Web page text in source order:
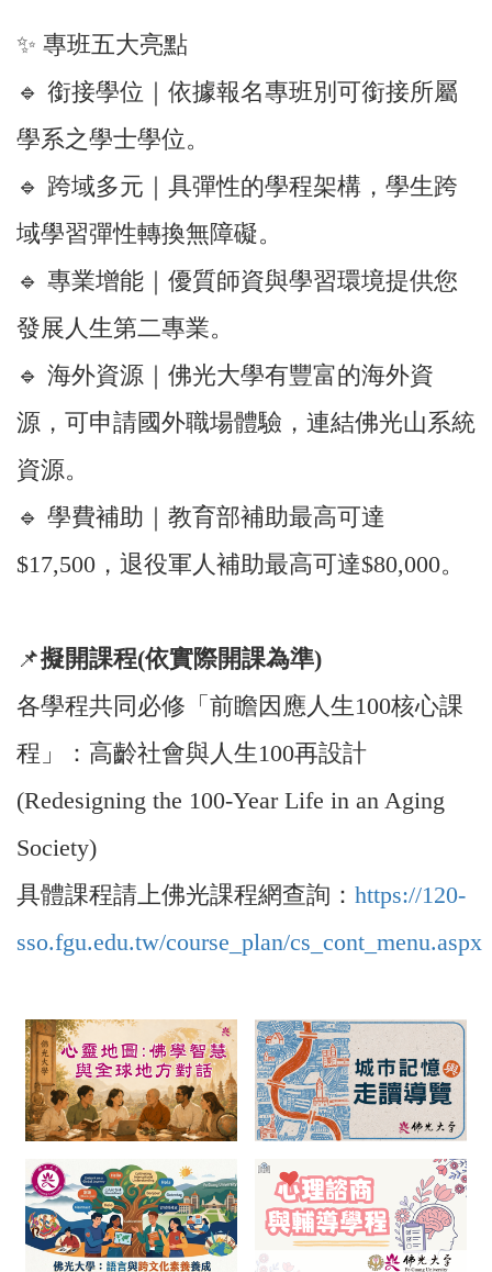
✨ 專班五大亮點
🔹 銜接學位｜依據報名專班別可銜接所屬
學系之學士學位。
🔹 跨域多元｜具彈性的學程架構，學生跨
域學習彈性轉換無障礙。
🔹 專業增能｜優質師資與學習環境提供您
發展人生第二專業。
🔹 海外資源｜佛光大學有豐富的海外資
源，可申請國外職場體驗，連結佛光山系統
資源。
🔹 學費補助｜教育部補助最高可達
$17,500，退役軍人補助最高可達$80,000。
📌擬開課程(依實際開課為準)
各學程共同必修「前瞻因應人生100核心課
程」：高齡社會與人生100再設計
(Redesigning the 100-Year Life in an Aging
Society)
具體課程請上佛光課程網查詢： https://120-
sso.fgu.edu.tw/course_plan/cs_cont_menu.aspx